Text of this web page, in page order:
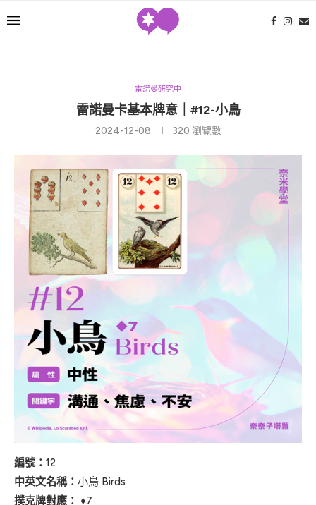
雷諾曼研究中
雷諾曼卡基本牌意｜#12-小鳥
2024-12-08 320 瀏覽數
編號： 12
中英文名稱： 小鳥 Birds
撲克牌對應： ♦7